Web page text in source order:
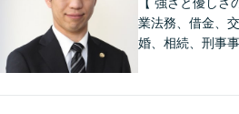
業法務、借金、
婚、相続、刑事事